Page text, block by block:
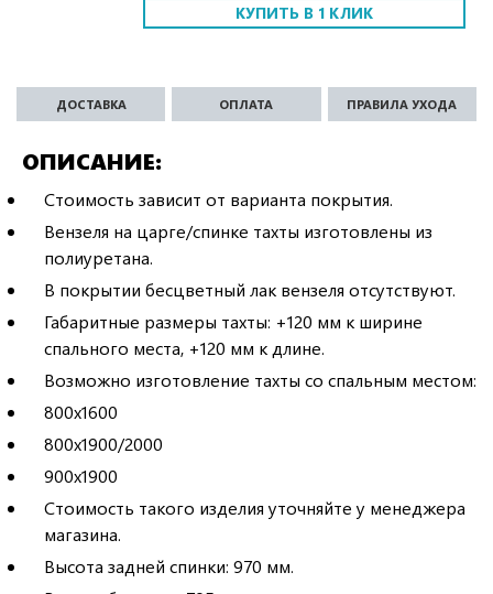
КУПИТЬ В 1 КЛИК
ОПИСАНИЕ
ДОСТАВКА ОПЛАТА ПРАВИЛА УХОДА
Стоимость зависит от варианта покрытия.
Вензеля на царге/спинке тахты изготовлены из
полиуретана.
В покрытии бесцветный лак вензеля отсутствуют.
Габаритные размеры тахты: +120 мм к ширине
спального места, +120 мм к длине.
Возможно изготовление тахты со спальным местом:
800х1600
800х1900/2000
900х1900
Стоимость такого изделия уточняйте у менеджера
магазина.
Высота задней спинки: 970 мм.